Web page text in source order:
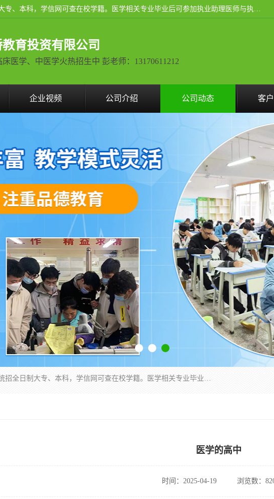
通过医学类院校正规录取从而获取统招全日制大专、本科，学信网可查在校学籍。医学相关专业毕业后可参加执业助理医师与执业医师证书考试（如口腔医学、临床医学、中医学等专业）.
育投资有限公司
床医学、中医学火热招生中 彭老师：13170611212
企业视频 公司介绍 公司动态 客
通过医学类院校正规录取从而获取统招全日制大专、本科，学信网可查在校学籍。医学相关专业毕业后可参加执业助理医师与执业医师证书考试（如口腔医学、临床医学、中医学等专业）.
医学的高中
时间：2025-04-19 浏览数：